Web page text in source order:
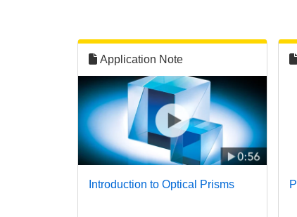
Application Note
Introduction to Optical Prisms